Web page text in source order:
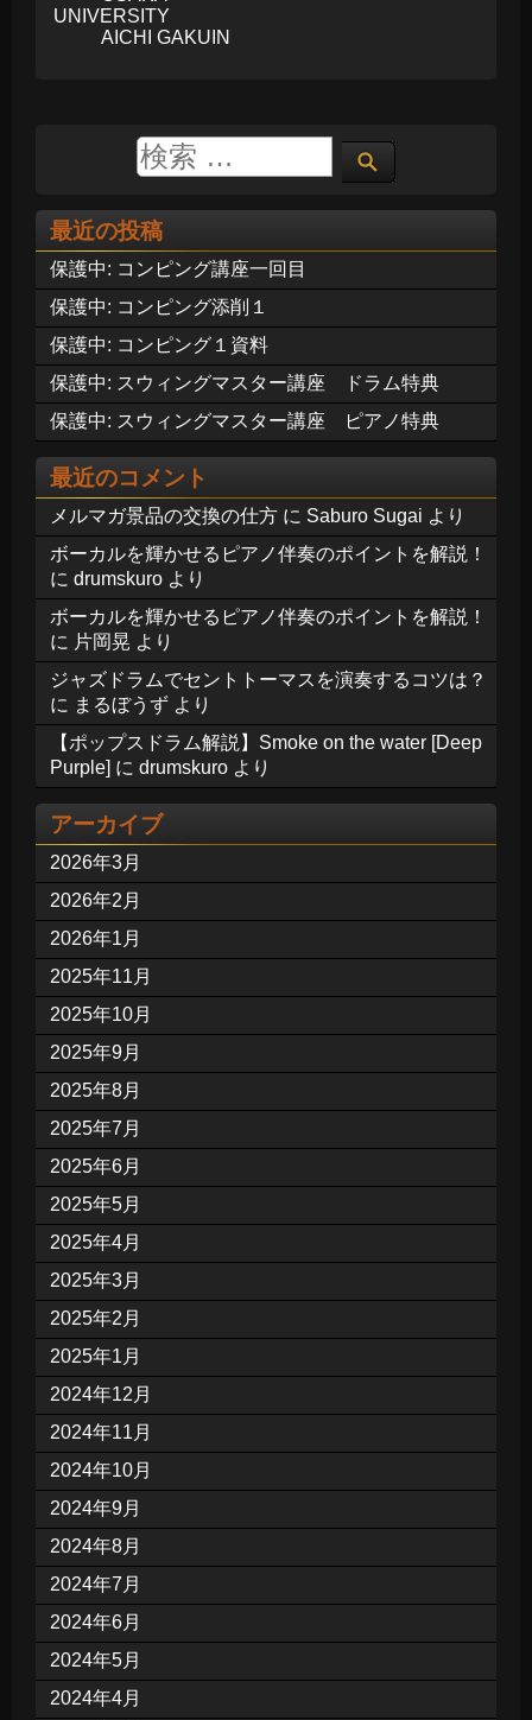
UNIVERSITY
AICHI GAKUIN
最近の投稿
保護中: コンピング講座一回目
保護中: コンピング添削１
保護中: コンピング１資料
保護中: スウィングマスター講座 ドラム特典
保護中: スウィングマスター講座 ピアノ特典
最近のコメント
メルマガ景品の交換の仕方 に Saburo Sugai より
ボーカルを輝かせるピアノ伴奏のポイントを解説！
に drumskuro より
ボーカルを輝かせるピアノ伴奏のポイントを解説！
に 片岡晃 より
ジャズドラムでセントトーマスを演奏するコツは？
に まるぼうず より
【ポップスドラム解説】Smoke on the water [Deep
Purple] に drumskuro より
アーカイブ
2026年3月
2026年2月
2026年1月
2025年11月
2025年10月
2025年9月
2025年8月
2025年7月
2025年6月
2025年5月
2025年4月
2025年3月
2025年2月
2025年1月
2024年12月
2024年11月
2024年10月
2024年9月
2024年8月
2024年7月
2024年6月
2024年5月
2024年4月